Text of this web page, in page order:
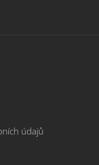
údajů